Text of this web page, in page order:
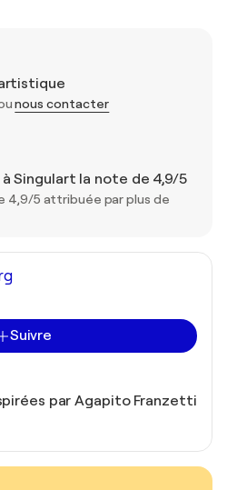
nous contacter
Singulart la note de 4,9/5
4,9/5 attribuée par plus de
Suivre
par Agapito Franzetti